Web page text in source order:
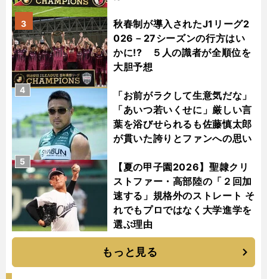
秋春制が導入されたJ1リーグ2
026－27シーズンの行方はい
かに!? ５人の識者が全順位を
大胆予想
3
「お前がラクして生意気だな」
「あいつ若いくせに」厳しい言
葉を浴びせられるも佐藤慎太郎
が貫いた誇りとファンへの思い
4
【夏の甲子園2026】聖隷クリ
ストファー・高部陸の「２回加
速する」規格外のストレート そ
れでもプロではなく大学進学を
選ぶ理由
5
もっと見る